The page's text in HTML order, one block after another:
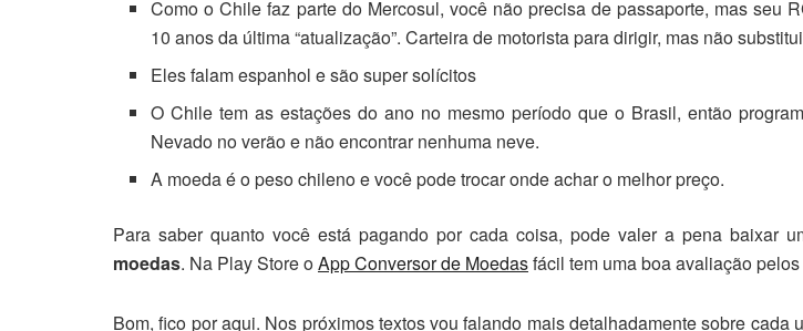
Como o Chile faz parte do Mercosul, você não precisa de passaporte, mas seu
10 anos da última “atualização”. Carteira de motorista para dirigir, mas não
Eles falam espanhol e são super solícitos
O Chile tem as estações do ano no mesmo período que o Brasil, então
Nevado no verão e não encontrar nenhuma neve.
A moeda é o peso chileno e você pode trocar onde achar o melhor preço.
Para saber quanto você está pagando por cada coisa, pode valer a pena baixar
moedas. Na Play Store oApp Conversor de Moedasfácil tem uma boa avaliação
Bom, fico por aqui. Nos próximos textos vou falando mais detalhadamente sobre cada